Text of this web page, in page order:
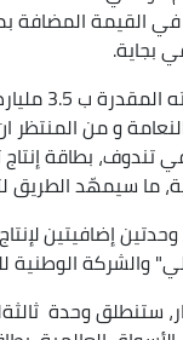
في القيمة
بجاية.
و من المنتظر
سيمهّد الطريق
إضافيتين
والشركة الوطنية
ستنطلق وحدة